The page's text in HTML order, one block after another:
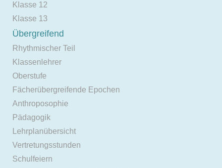
Klasse 12
Klasse 13
Übergreifend
Rhythmischer Teil
Klassenlehrer
Oberstufe
Fächerübergreifende Epochen
Anthroposophie
Pädagogik
Lehrplanübersicht
Vertretungsstunden
Schulfeiern